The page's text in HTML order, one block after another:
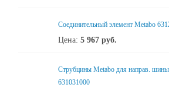
Соединительный элемент Metabo
Цена: 5 967 руб.
Струбцины Metabo для направ.
631031000